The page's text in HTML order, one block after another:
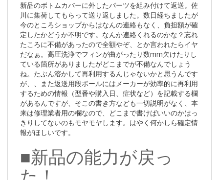
新品のボトムカバーに外したパーツを組み付けて返送。佐
川に集荷してもらって送り返しました。数日経ちましたが
今のところショップからはなんの連絡もなく、負担額が確
定したかどうか不明です。なんか連絡くれるのかな？忘れ
たころに不備があったので全額やぞ、とか言われたらイヤ
だなぁ。高圧洗浄でフィンが曲がったり数mm欠けたりし
ている箇所がありましたがどこまでが不備なんでしょう
ね。たぶん溶かして再利用するんじゃないかと思うんです
が、、また返送用段ボールにはメーカーが効率的に再利用
するための情報（型番や購入日、症状など）を記載する欄
があるんですが、そこの書き方なども一切説明がなく、本
来は修理業者用の欄なので、どこまで書けばいいのかはっ
きりしてないのもモヤモヤします。はやく何かしら確定情
報がほしいです。
■新品の能力が戻っ